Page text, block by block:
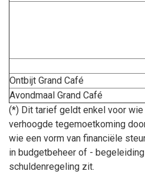
Ontbijt Grand Café
Avondmaal Grand Café
(*) Dit tarief geldt enkel voor
verhoogde tegemoetkoming
wie een vorm van financiële
in budgetbeheer of -
schuldenregeling zit.